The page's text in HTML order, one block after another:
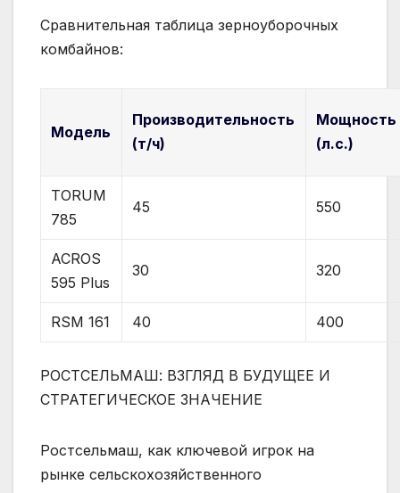
Сравнительная таблица зерноуборочных
комбайнов:
Модель
Производительность
(т/ч)
Мощность
(л.с.)
TORUM
785
45 550
ACROS
595 Plus
30 320
RSM 161 40 400
РОСТСЕЛЬМАШ: ВЗГЛЯД В БУДУЩЕЕ И
СТРАТЕГИЧЕСКОЕ ЗНАЧЕНИЕ
Ростсельмаш, как ключевой игрок на
рынке сельскохозяйственного